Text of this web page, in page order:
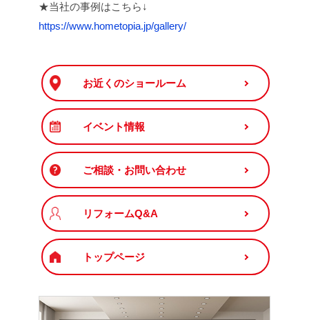
★当社の事例はこちら↓
https://www.hometopia.jp/gallery/
お近くのショールーム
イベント情報
ご相談・お問い合わせ
リフォームQ&A
トップページ